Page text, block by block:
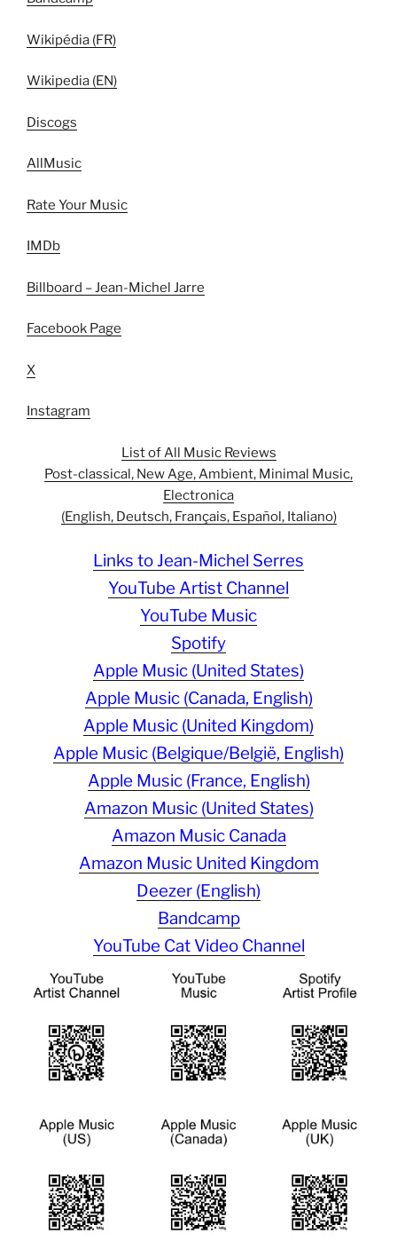
Wikipédia (FR)
Wikipedia (EN)
Discogs
AllMusic
Rate Your Music
IMDb
Billboard – Jean-Michel Jarre
Facebook Page
X
Instagram
List of All Music Reviews
Post-classical, New Age, Ambient, Minimal Music,
Electronica
(English, Deutsch, Français, Español, Italiano)
Links to Jean-Michel Serres
YouTube Artist Channel
YouTube Music
Spotify
Apple Music (United States)
Apple Music (Canada, English)
Apple Music (United Kingdom)
Apple Music (Belgique/België, English)
Apple Music (France, English)
Amazon Music (United States)
Amazon Music Canada
Amazon Music United Kingdom
Deezer (English)
Bandcamp
YouTube Cat Video Channel